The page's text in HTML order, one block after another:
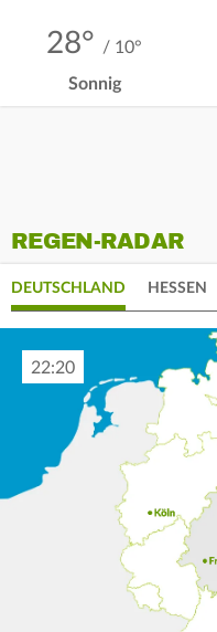
28° / 10°
Sonnig
REGEN-RADAR
DEUTSCHLAND HESSEN
22:30